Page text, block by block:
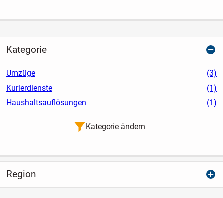
Kategorie
Umzüge
(3)
Kurierdienste
(1)
Haushaltsauflösungen
(1)
Kategorie ändern
Region